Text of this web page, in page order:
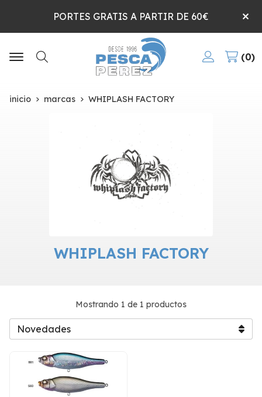
PORTES GRATIS A PARTIR DE 60€
Buscar
0
inicio marcas WHIPLASH FACTORY
WHIPLASH FACTORY
Mostrando 1 de 1 productos